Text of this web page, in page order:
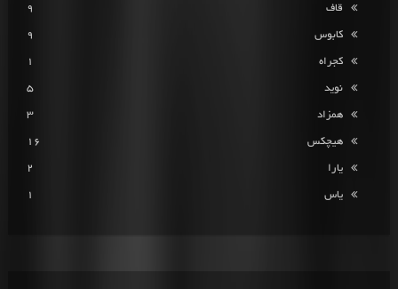
قاف 9
کابوس 9
کجراه 1
نوید 5
همزاد 3
هیچکس 16
یارا 2
یاس 1